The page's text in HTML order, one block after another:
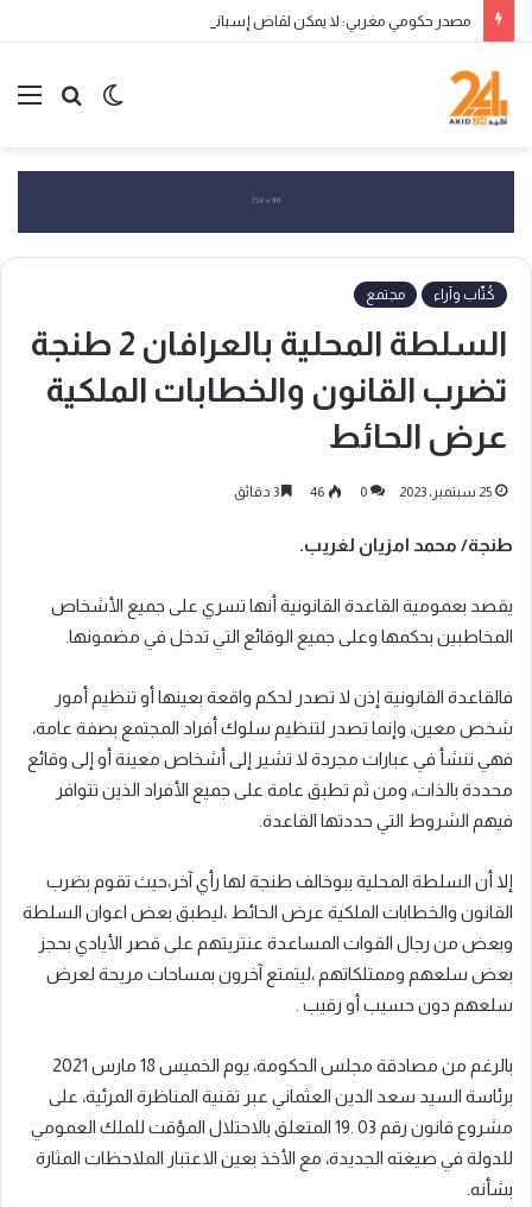
بحث
الوضع
كُتّاب وآراء مجتمع
السلطة المحلية بالعرافان 2 طنجة
تضرب القانون والخطابات الملكية
عرض الحائط
25 سبتمبر، 2023 0
46
طنجة/ محمد امزيان لغريب.
يقصد بعمومية القاعدة القانونية أنها تسري على جميع الأشخاص
المخاطبين بحكمها وعلى جميع الوقائع التي تدخل في مضمونها.
فالقاعدة القانونية إذن لا تصدر لحكم واقعة بعينها أو تنظيم أمور
شخص معين، وإنما تصدر لتنظيم سلوك أفراد المجتمع بصفة عامة،
فهي تنشأ في عبارات مجردة لا تشير إلى أشخاص معينة أو إلى وقائع
محددة بالذات، ومن ثم تطبق عامة على جميع الأفراد الذين تتوافر
فيهم الشروط التي حددتها القاعدة.
إلا أن السلطة المحلية ببوخالف طنجة لها رأي آخر،حيث تقوم بضرب
القانون والخطابات الملكية عرض الحائط ،ليطبق بعض اعوان السلطة
وبعض من رجال القوات المساعدة عنتريتهم على قصر الأيادي بحجز
بعض سلعهم وممتلكاتهم ،ليتمتع آخرون بمساحات مريحة لعرض
سلعهم دون حسيب أو رقيب .
بالرغم من مصادقة مجلس الحكومة، يوم الخميس 18 مارس 2021
برئاسة السيد سعد الدين العثماني عبر تقنية المناظرة المرئية، على
مشروع قانون رقم 03 .19 المتعلق بالاحتلال المؤقت للملك العمومي
للدولة في صيغته الجديدة، مع الأخذ بعين الاعتبار الملاحظات المثارة
بشأنه.